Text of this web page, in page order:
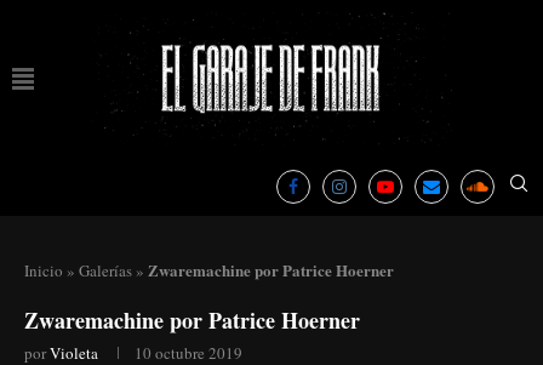
Inicio » Galerías » Zwaremachine por Patrice Hoerner
Zwaremachine por Patrice Hoerner
porVioleta 10 octubre 2019